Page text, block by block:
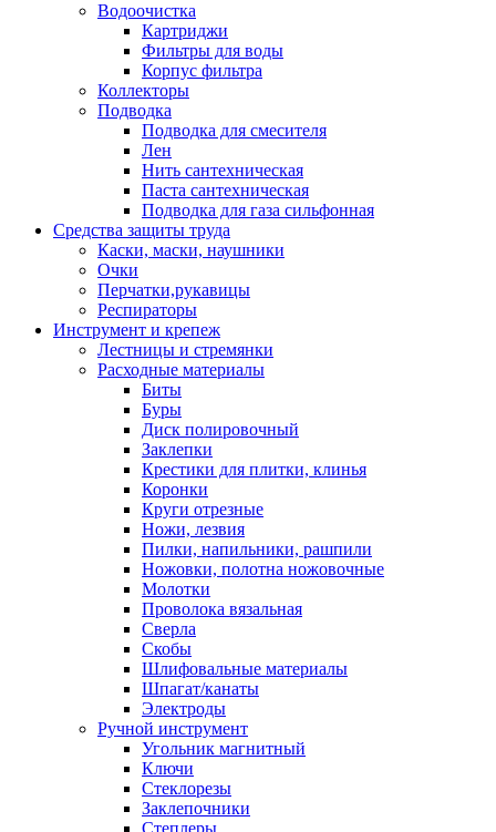
Водоочистка
Картриджи
Фильтры для воды
Корпус фильтра
Коллекторы
Подводка
Подводка для смесителя
Лен
Нить сантехническая
Паста сантехническая
Подводка для газа сильфонная
Средства защиты труда
Каски, маски, наушники
Очки
Перчатки,рукавицы
Респираторы
Инструмент и крепеж
Лестницы и стремянки
Расходные материалы
Биты
Буры
Диск полировочный
Заклепки
Крестики для плитки, клинья
Коронки
Круги отрезные
Ножи, лезвия
Пилки, напильники, рашпили
Ножовки, полотна ножовочные
Молотки
Проволока вязальная
Сверла
Скобы
Шлифовальные материалы
Шпагат/канаты
Электроды
Ручной инструмент
Угольник магнитный
Ключи
Стеклорезы
Заклепочники